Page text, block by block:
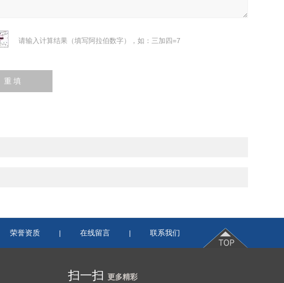
请输入计算结果（填写阿拉伯数字），如：三加四=7
荣誉资质 | 在线留言 | 联系我们
扫一扫 更多精彩